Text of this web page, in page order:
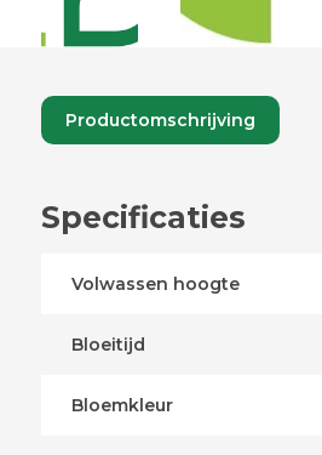
Productomschrijving
Specificaties
Volwassen hoogte
Bloeitijd
Bloemkleur